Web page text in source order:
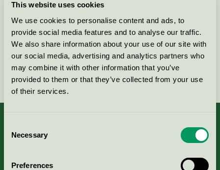
This website uses cookies
We use cookies to personalise content and ads, to
provide social media features and to analyse our traffic.
We also share information about your use of our site with
our social media, advertising and analytics partners who
may combine it with other information that you’ve
provided to them or that they’ve collected from your use
of their services.
Selection
Necessary
Preferences
Kontakta oss på08-55 55 24 00eller via formuläret:
Fortsätt